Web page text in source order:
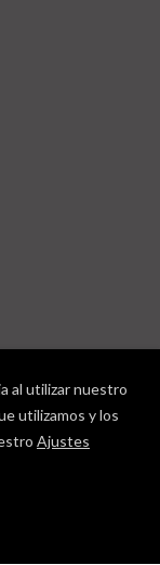
al utilizar nuestro
utilizamos y los
Ajustes